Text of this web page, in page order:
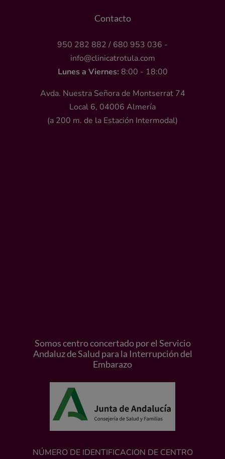
Contacto
950 282 882 / 680 953 036 -
info@clinicatrotula.com
Lunes a Viernes: 8:00 - 18:00
Avda. Nuestra Señora de Montserrat 74
Local 6, 04006 Almería
(a 200 m. de la Estación Intermodal)
Somos centro concertado por el Servicio
Andaluz de Salud para la Interrupción del
Embarazo
NÚMERO DE IDENTIFICACION DE CENTRO